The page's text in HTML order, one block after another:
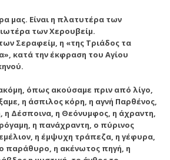
μας. Είναι η πλατυτέρα των
των Χερουβείμ.
Σεραφείμ, η «της Τριάδος τα
κατά την έκφραση του Αγίου
ακόμη, όπως ακούσαμε πριν από λίγο,
η άσπιλος κόρη, η αγνή Παρθένος,
η Δέσποινα, η Θεόνυμφος, η άχραντη,
η πανάχραντη, ο πύρινος
η έμψυχη τράπεζα, η γέφυρα,
παράθυρο, η ακένωτος πηγή, η